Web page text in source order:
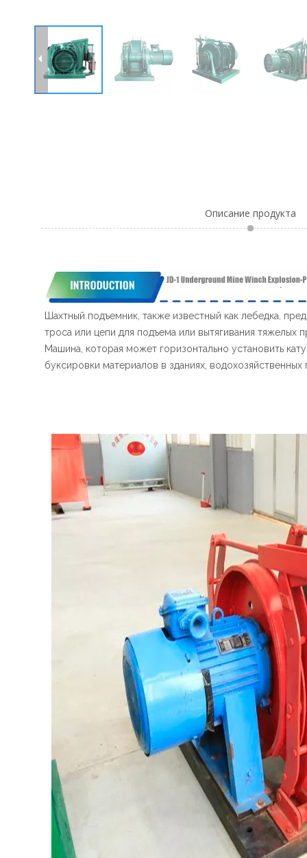
Описание продукта
Шахтный подъемник, также известный как лебедка,
троса или цепи для подъема или вытягивания тяжелых
Машина, которая может горизонтально установить
буксировки материалов в зданиях, водохозяйственных